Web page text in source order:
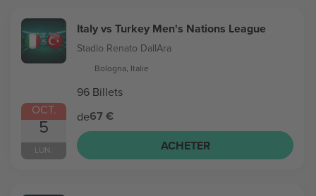
OCT.
5
LUN.
Italy vs Turkey Men's Nations League
Stadio Renato DallAra
Bologna, Italie
96 Billets
de67 €
ACHETER